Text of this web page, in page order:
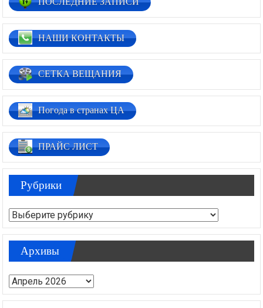
НАШИ КОНТАКТЫ
СЕТКА ВЕЩАНИЯ
Погода в странах ЦА
ПРАЙС ЛИСТ
Рубрики
Рубрики
Архивы
Архивы